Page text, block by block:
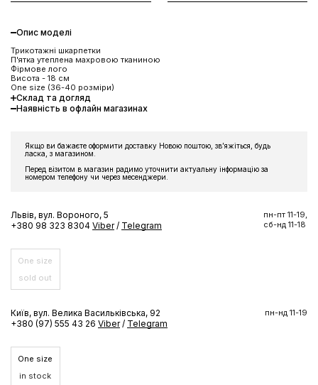
Опис моделі
Трикотажні шкарпетки
П'ятка утеплена махровою тканиною
Фірмове лого
Висота - 18 см
One size (36-40 розміри)
Склад та догляд
Наявність в офлайн магазинах
Якщо ви бажаєте оформити доставку Новою поштою, звʼяжіться, будь
ласка, з магазином.
Перед візитом в магазин радимо уточнити актуальну інформацію за
номером телефону чи через месенджери.
Львів, вул. Вороного, 5
+380 98 323 8304 Viber / Telegram
пн-пт 11-19,
сб-нд 11-18
One size
sold out
Київ, вул. Велика Васильківська, 92
+380 (97) 555 43 26 Viber / Telegram
пн-нд 11-19
One size
in stock